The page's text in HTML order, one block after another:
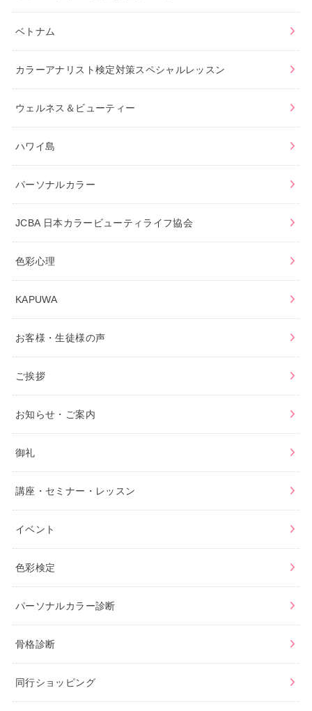
ベトナム
カラーアナリスト検定対策スペシャルレッスン
ウェルネス＆ビューティー
ハワイ島
パーソナルカラー
JCBA 日本カラービューティライフ協会
色彩心理
KAPUWA
お客様・生徒様の声
ご挨拶
お知らせ・ご案内
御礼
講座・セミナー・レッスン
イベント
色彩検定
パーソナルカラー診断
骨格診断
同行ショッピング